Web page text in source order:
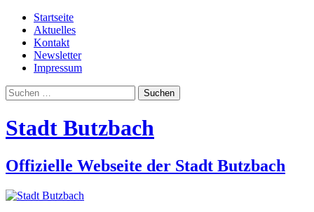
Startseite
Aktuelles
Kontakt
Newsletter
Impressum
Suchen
nach:
Stadt Butzbach
Offizielle Webseite der Stadt Butzbach